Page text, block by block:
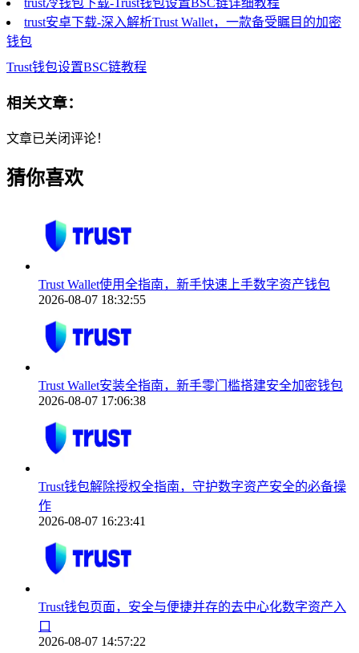
trust冷钱包下载-Trust钱包设置BSC链详细教程
trust安卓下载-深入解析Trust Wallet，一款备受瞩目的加密
钱包
Trust钱包设置BSC链教程
相关文章：
文章已关闭评论！
猜你喜欢
Trust Wallet使用全指南，新手快速上手数字资产钱包
2026-08-07 18:32:55
Trust Wallet安装全指南，新手零门槛搭建安全加密钱包
2026-08-07 17:06:38
Trust钱包解除授权全指南，守护数字资产安全的必备操
作
2026-08-07 16:23:41
Trust钱包页面，安全与便捷并存的去中心化数字资产入
口
2026-08-07 14:57:22